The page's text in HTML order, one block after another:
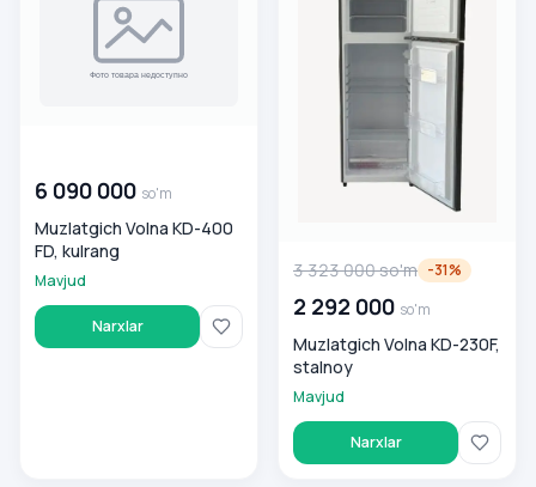
6 090 000 so'm
Muzlatgich Volna KD-400
FD, kulrang
Mavjud
Narxlar
3 323 000so'm -31%
2 292 000 so'm
Muzlatgich Volna KD-230F,
stalnoy
Mavjud
Narxlar